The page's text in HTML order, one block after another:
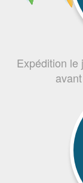
Expédition le